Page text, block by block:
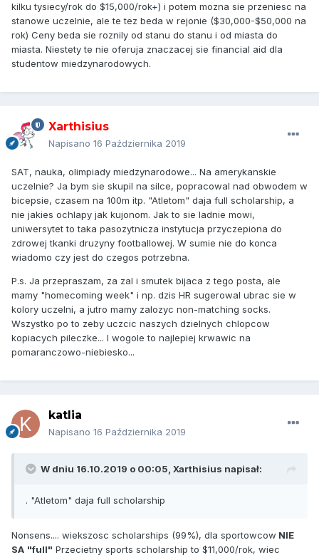
kilku tysiecy/rok do $15,000/rok+) i potem mozna sie przeniesc na
stanowe uczelnie, ale te tez beda w rejonie ($30,000-$50,000 na
rok) Ceny beda sie roznily od stanu do stanu i od miasta do
miasta. Niestety te nie oferuja znaczacej sie financial aid dla
studentow miedzynarodowych.
Xarthisius
Napisano 16 Października 2019
SAT, nauka, olimpiady miedzynarodowe... Na amerykanskie
uczelnie? Ja bym sie skupil na silce, popracowal nad obwodem w
bicepsie, czasem na 100m itp. "Atletom" daja full scholarship, a
nie jakies ochlapy jak kujonom. Jak to sie ladnie mowi,
uniwersytet to taka pasozytnicza instytucja przyczepiona do
zdrowej tkanki druzyny footballowej. W sumie nie do konca
wiadomo czy jest do czegos potrzebna.
P.s. Ja przepraszam, za zal i smutek bijaca z tego posta, ale
mamy "homecoming week" i np. dzis HR sugerowal ubrac sie w
kolory uczelni, a jutro mamy zalozyc non-matching socks.
Wszystko po to zeby uczcic naszych dzielnych chlopcow
kopiacych pileczke... I wogole to najlepiej krwawic na
pomaranczowo-niebiesko...
katlia
Napisano 16 Października 2019
W dniu 16.10.2019 o 00:05, Xarthisius napisał:
. "Atletom" daja full scholarship
Nonsens.... wiekszosc scholarships (99%), dla sportowcow NIE
SA "full" Przecietny sports scholarship to $11,000/rok, wiec